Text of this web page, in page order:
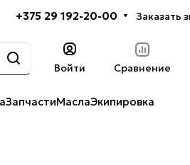
+375 29 192-20-00 Заказать
Войти Сравнение
ЗапчастиМаслаЭкипировка